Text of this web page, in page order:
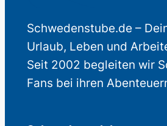
Schwedenstube.de –
Urlaub, Leben und
Seit 2002 begleiten wir
Fans bei ihren